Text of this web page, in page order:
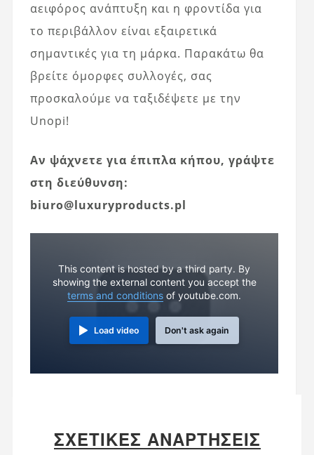
αειφόρος ανάπτυξη και η φροντίδα για
το περιβάλλον είναι εξαιρετικά
σημαντικές για τη μάρκα. Παρακάτω θα
βρείτε όμορφες συλλογές, σας
προσκαλούμε να ταξιδέψετε με την
Unopi!
Αν ψάχνετε για έπιπλα κήπου, γράψτε
στη διεύθυνση:
biuro@luxuryproducts.pl
This content is hosted by a third party. By
showing the external content you accept the
terms and conditions of youtube.com.
Load video Don't ask again
ΣΧΕΤΙΚΈΣ ΑΝΑΡΤΉΣΕΙΣ